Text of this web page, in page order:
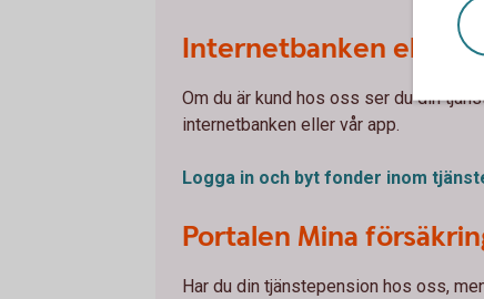
Internetbanken eller
Om du är kund hos oss ser du din
internetbanken eller vår app.
Logga in och byt fonder inom
Portalen Mina
Har du din tjänstepension hos oss,